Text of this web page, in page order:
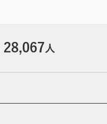
28,067人